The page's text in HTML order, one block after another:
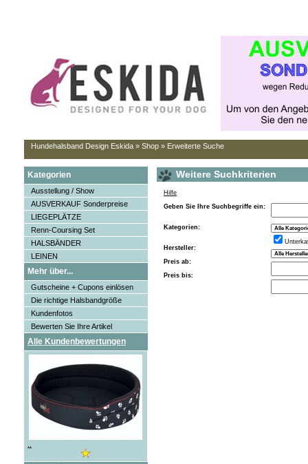
Hundehalsband Design Eskida » Shop » Erweiterte Suche
Kategorien
Ausstellung / Show
AUSVERKAUF Sonderpreise
LIEGEPLÄTZE
Renn-Coursing Set
HALSBÄNDER
LEINEN
Mehr über...
Gutscheine + Cupons einlösen
Die richtige Halsbandgröße
Kundenfotos
Bewerten Sie Ihre Artikel
Alle Kundenbewertungen
Weitere Suchkriterien
Hilfe
Geben Sie Ihre Suchbegriffe ein:
Kategorien:
Hersteller:
Preis ab:
Preis bis: